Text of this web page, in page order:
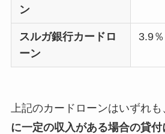
ン
スルガ銀行カードロ
ーン
3.9
上記のカードローンはいずれも
に一定の収入がある場合の貸付